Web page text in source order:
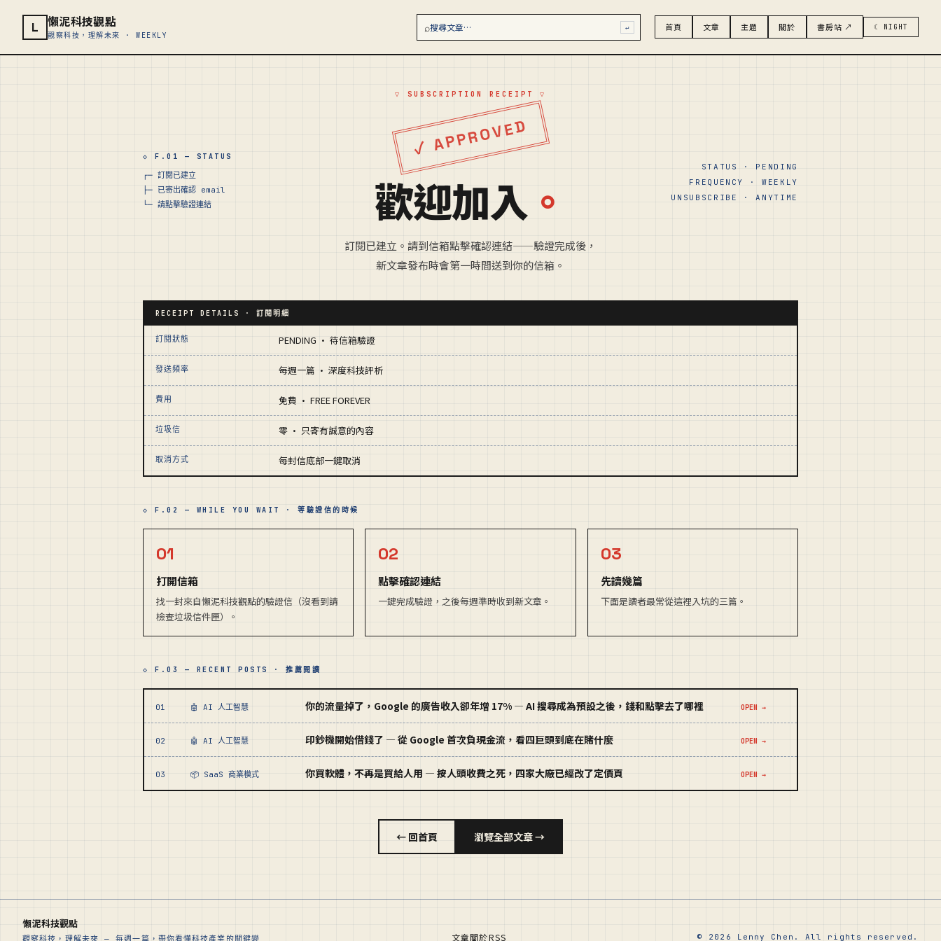
L 懶泥科技觀點
觀察科技，理解未來 · WEEKLY
⌕搜尋文章… ↵ 首頁 文章 主題 關於 書房站 ↗ ☾ NIGHT
◇ F.01 — STATUS
┌─ 訂閱已建立
├─ 已寄出確認 email
└─ 請點擊驗證連結
▽ SUBSCRIPTION RECEIPT ▽
✓ APPROVED
歡迎加入 。
訂閱已建立。請到信箱點擊確認連結——驗證完成後，
新文章發布時會第一時間送到你的信箱。
STATUS · PENDING
FREQUENCY · WEEKLY
UNSUBSCRIBE · ANYTIME
RECEIPT DETAILS · 訂閱明細
訂閱狀態 PENDING · 待信箱驗證
發送頻率 每週一篇 · 深度科技評析
費用 免費 · FREE FOREVER
垃圾信 零 · 只寄有誠意的內容
取消方式 每封信底部一鍵取消
◇ F.02 — WHILE YOU WAIT · 等驗證信的時候
01
打開信箱
找一封來自懶泥科技觀點的驗證信（沒看到請
檢查垃圾信件匣）。
02
點擊確認連結
一鍵完成驗證，之後每週準時收到新文章。
03
先讀幾篇
下面是讀者最常從這裡入坑的三篇。
◇ F.03 — RECENT POSTS · 推薦閱讀
01 🤖 AI 人工智慧 你的流量掉了，Google 的廣告收入卻年增 17% — AI 搜尋成為預設之後，錢和點擊去了哪裡 OPEN →
02 🤖 AI 人工智慧 印鈔機開始借錢了 — 從 Google 首次負現金流，看四巨頭到底在賭什麼 OPEN →
03 📦 SaaS 商業模式 你買軟體，不再是買給人用 — 按人頭收費之死，四家大廠已經改了定價頁 OPEN →
← 回首頁 瀏覽全部文章 →
懶泥科技觀點
觀察科技，理解未來 — 每週一篇，帶你看懂科技產業的關鍵變 文章關於RSS © 2026 Lenny Chen. All rights reserved.